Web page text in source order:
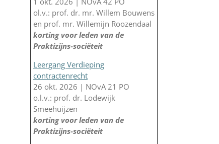
ol.v.: prof. dr. mr. Willem Bouwens
en prof. mr. Willemijn Roozendaal
korting voor leden van de
Praktizijns-sociëteit
Leergang Verdieping
contractenrecht
26 okt. 2026 | NOvA 21 PO
o.l.v.: prof. dr. Lodewijk
Smeehuijzen
korting voor leden van de
Praktizijns-sociëteit